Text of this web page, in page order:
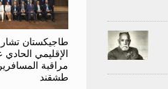
طاجيكستان
الإقليمي
مراقبة
طشقند